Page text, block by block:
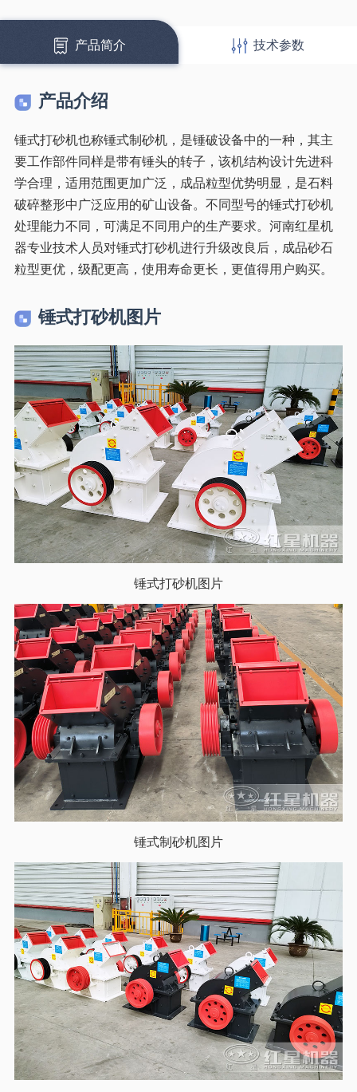
产品简介 技术参数
产品介绍
锤式打砂机也称锤式制砂机，是锤破设备中的一种，其主
要工作部件同样是带有锤头的转子，该机结构设计先进科
学合理，适用范围更加广泛，成品粒型优势明显，是石料
破碎整形中广泛应用的矿山设备。不同型号的锤式打砂机
处理能力不同，可满足不同用户的生产要求。河南红星机
器专业技术人员对锤式打砂机进行升级改良后，成品砂石
粒型更优，级配更高，使用寿命更长，更值得用户购买。
锤式打砂机图片
锤式打砂机图片
锤式制砂机图片